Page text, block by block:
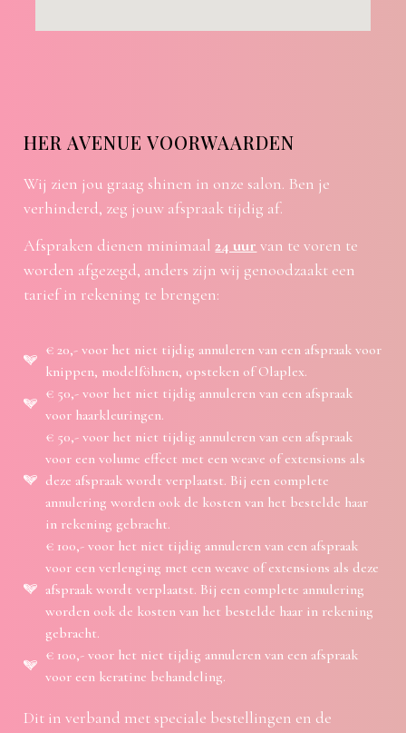
HER AVENUE VOORWAARDEN
Wij zien jou graag shinen in onze salon. Ben je
verhinderd, zeg jouw afspraak tijdig af.
Afspraken dienen minimaal24 uur van te voren te
worden afgezegd, anders zijn wij genoodzaakt een
tarief in rekening te brengen:
€ 20,- voor het niet tijdig annuleren van een afspraak voor
knippen, modelföhnen, opsteken of Olaplex.
€ 50,- voor het niet tijdig annuleren van een afspraak
voor haarkleuringen.
€ 50,- voor het niet tijdig annuleren van een afspraak
voor een volume effect met een weave of extensions als
deze afspraak wordt verplaatst. Bij een complete
annulering worden ook de kosten van het bestelde haar
in rekening gebracht.
€ 100,- voor het niet tijdig annuleren van een afspraak
voor een verlenging met een weave of extensions als deze
afspraak wordt verplaatst. Bij een complete annulering
worden ook de kosten van het bestelde haar in rekening
gebracht.
€ 100,- voor het niet tijdig annuleren van een afspraak
voor een keratine behandeling.
Dit in verband met speciale bestellingen en de